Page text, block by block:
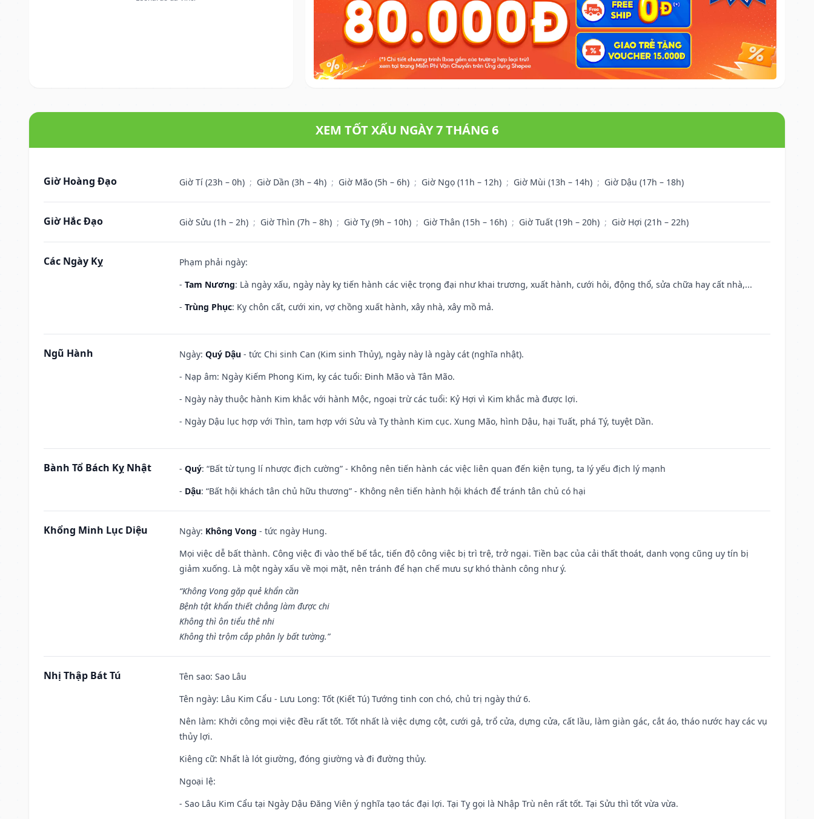
XEM TỐT XẤU NGÀY 7 THÁNG 6
Giờ Hoàng Đạo Giờ Tí (23h – 0h) ; Giờ Dần (3h – 4h) ; Giờ Mão (5h – 6h) ; Giờ Ngọ (11h – 12h) ; Giờ Mùi (13h – 14h) ; Giờ Dậu (17h – 18h)
Giờ Hắc Đạo Giờ Sửu (1h – 2h) ; Giờ Thìn (7h – 8h) ; Giờ Tỵ (9h – 10h) ; Giờ Thân (15h – 16h) ; Giờ Tuất (19h – 20h) ; Giờ Hợi (21h – 22h)
Các Ngày Kỵ
Phạm phải ngày:
- Tam Nương: Là ngày xấu, ngày này kỵ tiến hành các việc trọng đại như khai trương, xuất hành, cưới hỏi, động thổ, sửa chữa hay cất nhà,...
- Trùng Phục: Kỵ chôn cất, cưới xin, vợ chồng xuất hành, xây nhà, xây mồ mả.
Ngũ Hành Ngày: Quý Dậu - tức Chi sinh Can (Kim sinh Thủy), ngày này là ngày cát (nghĩa nhật).
- Nạp âm: Ngày Kiếm Phong Kim, kỵ các tuổi: Đinh Mão và Tân Mão.
- Ngày này thuộc hành Kim khắc với hành Mộc, ngoại trừ các tuổi: Kỷ Hợi vì Kim khắc mà được lợi.
- Ngày Dậu lục hợp với Thìn, tam hợp với Sửu và Tỵ thành Kim cục. Xung Mão, hình Dậu, hại Tuất, phá Tý, tuyệt Dần.
Bành Tổ Bách Kỵ Nhật - Quý: “Bất từ tụng lí nhược địch cường” - Không nên tiến hành các việc liên quan đến kiện tụng, ta lý yếu địch lý mạnh
- Dậu: “Bất hội khách tân chủ hữu thương” - Không nên tiến hành hội khách để tránh tân chủ có hại
Khổng Minh Lục Diệu Ngày: Không Vong - tức ngày Hung.
Mọi việc dễ bất thành. Công việc đi vào thế bế tắc, tiến độ công việc bị trì trệ, trở ngại. Tiền bạc của cải thất thoát, danh vọng cũng uy tín bị
giảm xuống. Là một ngày xấu về mọi mặt, nên tránh để hạn chế mưu sự khó thành công như ý.
“Không Vong gặp quẻ khẩn cần
Bệnh tật khẩn thiết chẳng làm được chi
Không thì ôn tiểu thê nhi
Không thì trộm cắp phân ly bất tường.”
Nhị Thập Bát Tú Tên sao: Sao Lâu
Tên ngày: Lâu Kim Cẩu - Lưu Long: Tốt (Kiết Tú) Tướng tinh con chó, chủ trị ngày thứ 6.
Nên làm: Khởi công mọi việc đều rất tốt. Tốt nhất là việc dựng cột, cưới gả, trổ cửa, dựng cửa, cất lầu, làm giàn gác, cắt áo, tháo nước hay các vụ
thủy lợi.
Kiêng cữ: Nhất là lót giường, đóng giường và đi đường thủy.
Ngoại lệ:
- Sao Lâu Kim Cẩu tại Ngày Dậu Đăng Viên ý nghĩa tạo tác đại lợi. Tại Tỵ gọi là Nhập Trù nên rất tốt. Tại Sửu thì tốt vừa vừa.